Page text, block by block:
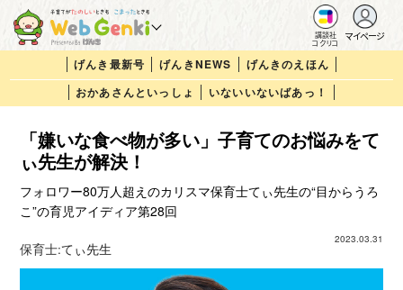
講談社
コクリコ
マイページ
げんき最新号 げんきNEWS
げんきのえほん
おかあさんといっしょ
いないいないばあっ！
「嫌いな食べ物が多い」子育てのお悩みをて
ぃ先生が解決！
フォロワー80万人超えのカリスマ保育士てぃ先生の“目からうろ
こ”の育児アイディア第28回
2023.03.31
保育士:てぃ先生